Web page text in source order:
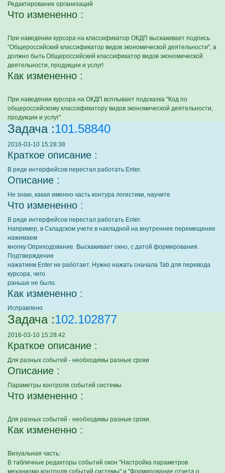
Редактирование организаций
Что измененно :
При наведении курсора на классификатор ОКДП выскакивает подпись
"Общероссийский классификатор видов экономической деятельности", а
должно быть Общероссийский классификатор видов экономической
деятельности, продукции и услуг!
Как измененно :
При наведении курсора на ОКДП всплывает подсказка "Код по
общероссийскому классификатору видов экономической деятельности,
продукции и услуг"
Задача :101.58840
2016-03-10 15:28:38
Краткое описание :
В ряде интерфейсов перестал работать Enter.
Описание :
Не знаю, какая именно часть контура логистики, научите
Что измененно :
В ряде интерфейсов перестал работать Enter.
Например, в Складском учете в накладной на внутреннее перемещение
нажимаем
кнопку Оприходование. Выскакивает окно, с датой формирования.
Подтверждение
нажатием Enter не работает. Нужно нажать сначала Tab для перевода
курсора, чего
раньше не было.
Как измененно :
Исправлено
Задача :102.102877
2016-03-10 15:28:42
Краткое описание :
Для разных событий - необходимы разные сроки
Описание :
Параметры контроля событий системы
Что измененно :
Для разных событий - необходимы разные сроки.
Как измененно :
Визуальная часть:
В табличные редакторы событий окон "Настройка параметров
механизма контроля событий системы" и "Формирование отчета о